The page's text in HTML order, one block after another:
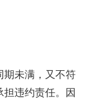
期未满，又不符
违约责任。因